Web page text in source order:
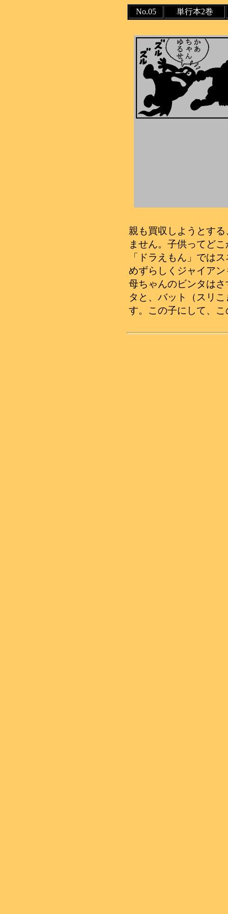
No.05 単行本2巻
親も買収しようとす
ません。子供ってど
「ドラえもん」では
めずらしくジャイア
母ちゃんのビンタは
タと、バット（スリ
す。この子にして、